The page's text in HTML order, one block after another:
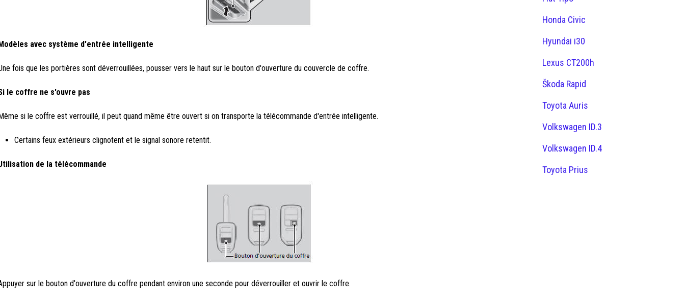
avec système d'entrée intelligente
fois que les portières sont déverrouillées, pousser vers le haut sur le bouton d'ouverture du couvercle de coffre.
le coffre ne s'ouvre pas
si le coffre est verrouillé, il peut quand même être ouvert si on transporte la télécommande d'entrée intelligente.
Certains feux extérieurs clignotent et le signal sonore retentit.
de la télécommande
sur le bouton d'ouverture du coffre pendant environ une seconde pour déverrouiller et ouvrir le coffre.
Honda Civic
Hyundai i30
Lexus CT200h
Škoda Rapid
Toyota Auris
Volkswagen ID.3
Volkswagen ID.4
Toyota Prius